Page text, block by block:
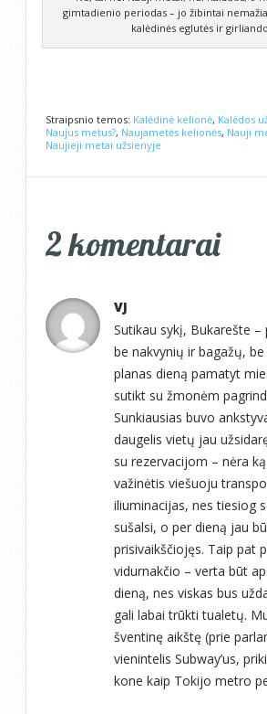
gimtadienio periodas – jo žibintai
kalėdinės eglutės ir
Straipsnio temos: Kalėdinė kelionė, Kalėdos
Naujus metus?, Naujametės kelionės, Nauji
Naujieji metai užsienyje
2 komentarai
VJ
Sutikau sykį, Bukarešte –
be nakvynių ir bagažų,
planas dieną pamatyt
sutikt su žmonėm
Sunkiausias buvo
daugelis vietų jau
su rezervacijom – nėra
važinėtis viešuoju
iliuminacijas, nes tiesiog
sušalsi, o per dieną jau
prisivaikščiojęs. Taip pat
vidurnakčio – verta būt
dieną, nes viskas bus
gali labai trūkti tualetų.
šventinę aikštę (prie
vienintelis Subway’us,
kone kaip Tokijo metro